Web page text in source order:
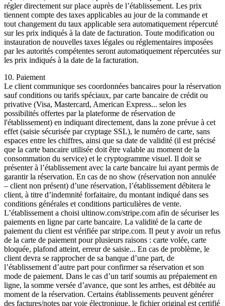
régler directement sur place auprès de l’établissement. Les prix
tiennent compte des taxes applicables au jour de la commande et
tout changement du taux applicable sera automatiquement répercuté
sur les prix indiqués à la date de facturation. Toute modification ou
instauration de nouvelles taxes légales ou réglementaires imposées
par les autorités compétentes seront automatiquement répercutées sur
les prix indiqués à la date de la facturation.
10. Paiement
Le client communique ses coordonnées bancaires pour la réservation
sauf conditions ou tarifs spéciaux, par carte bancaire de crédit ou
privative (Visa, Mastercard, American Express... selon les
possibilités offertes par la plateforme de réservation de
l'établissement) en indiquant directement, dans la zone prévue à cet
effet (saisie sécurisée par cryptage SSL), le numéro de carte, sans
espaces entre les chiffres, ainsi que sa date de validité (il est précisé
que la carte bancaire utilisée doit être valable au moment de la
consommation du service) et le cryptogramme visuel. Il doit se
présenter à l’établissement avec la carte bancaire lui ayant permis de
garantir la réservation. En cas de no show (réservation non annulée
– client non présent) d’une réservation, l’établissement débitera le
client, à titre d’indemnité forfaitaire, du montant indiqué dans ses
conditions générales et conditions particulières de vente.
L’établissement a choisi ultinow.com/stripe.com afin de sécuriser les
paiements en ligne par carte bancaire. La validité de la carte de
paiement du client est vérifiée par stripe.com. Il peut y avoir un refus
de la carte de paiement pour plusieurs raisons : carte volée, carte
bloquée, plafond atteint, erreur de saisie... En cas de problème, le
client devra se rapprocher de sa banque d’une part, de
l’établissement d’autre part pour confirmer sa réservation et son
mode de paiement. Dans le cas d’un tarif soumis au prépaiement en
ligne, la somme versée d’avance, que sont les arrhes, est débitée au
moment de la réservation. Certains établissements peuvent générer
des factures/notes par voie électronique, le fichier original est certifié